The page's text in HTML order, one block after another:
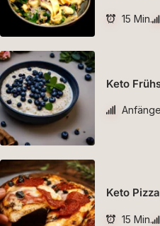
15 Min.
Keto
Keto
15 Min.